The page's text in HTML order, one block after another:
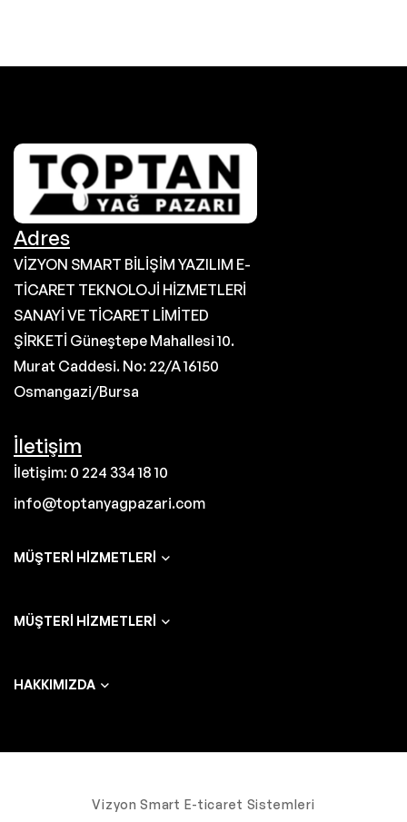
Adres
VİZYON SMART BİLİŞİM YAZILIM E-
TİCARET TEKNOLOJİ HİZMETLERİ
SANAYİ VE TİCARET LİMİTED
ŞİRKETİ Güneştepe Mahallesi 10.
Murat Caddesi. No: 22/A 16150
Osmangazi/Bursa
İletişim
İletişim: 0 224 334 18 10
info@toptanyagpazari.com
MÜŞTERI HIZMETLERI
MÜŞTERI HIZMETLERI
HAKKIMIZDA
Vizyon Smart E-ticaret Sistemleri